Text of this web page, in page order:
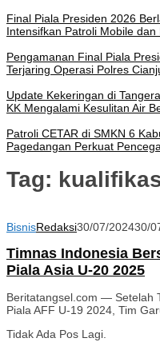
Final Piala Presiden 2026
Intensifkan Patroli Mobile
Pengamanan Final Piala
Terjaring Operasi Polres
Update Kekeringan di
KK Mengalami Kesulitan Air
Patroli CETAR di SMKN 6
Pagedangan Perkuat
Tag:
BisnisRedaksi30/07/202430/
Timnas Indonesia
Piala Asia U-20 2025
Beritatangsel.com — Setelah
Piala AFF U-19 2024, Tim
Tidak Ada Pos Lagi.